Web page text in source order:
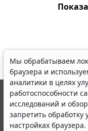
Мы обрабатываем
браузера и
аналитики в целях
работоспособности
исследований и
запретить
настройках
© ООО "НПП "ГАРАНТ-
выпускается с 1990
являются